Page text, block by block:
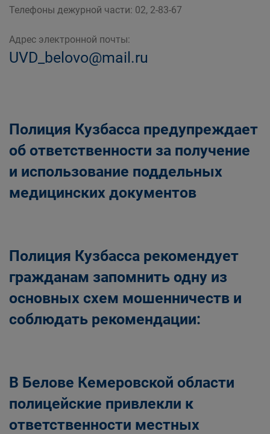
Телефоны дежурной части: 02, 2-83-67
Адрес электронной почты:
UVD_belovo@mail.ru
Полиция Кузбасса предупреждает
об ответственности за получение
и использование поддельных
медицинских документов
Полиция Кузбасса рекомендует
гражданам запомнить одну из
основных схем мошенничеств и
соблюдать рекомендации:
В Белове Кемеровской области
полицейские привлекли к
ответственности местных